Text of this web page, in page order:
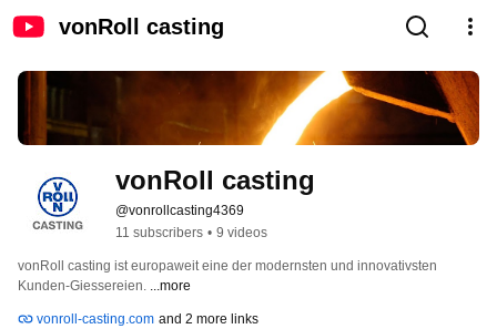
vonRoll casting
vonRoll casting
@vonrollcasting4369
11 subscribers • 9 videos
vonRoll casting ist europaweit eine der modernsten und innovativsten
Kunden-Giessereien. ...more
vonroll-casting.com and 2 more links